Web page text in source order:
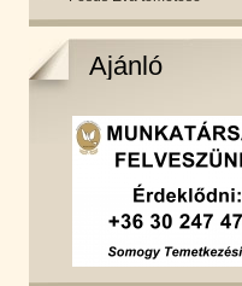
Ajánló